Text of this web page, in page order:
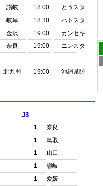
讃岐 18:00
とうスタ
岐阜 18:30
ハトスタ
金沢 19:00
カンセキ
奈良 19:00
ニンスタ
北九州 19:00 沖縄県陸
J3
1
奈良
1
鳥取
1
山口
1
讃岐
1
愛媛